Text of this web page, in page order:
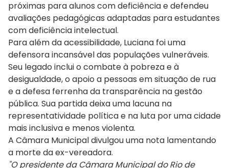
próximas para alunos com deficiência e defendeu
avaliações pedagógicas adaptadas para estudantes
com deficiência intelectual.
Para além da acessibilidade, Luciana foi uma
defensora incansável das populações vulneráveis.
Seu legado inclui o combate à pobreza e à
desigualdade, o apoio a pessoas em situação de rua
e a defesa ferrenha da transparência na gestão
pública. Sua partida deixa uma lacuna na
representatividade política e na luta por uma cidade
mais inclusiva e menos violenta.
A Câmara Municipal divulgou uma nota lamentando
a morte da ex-vereadora.
"O presidente da Câmara Municipal do Rio de